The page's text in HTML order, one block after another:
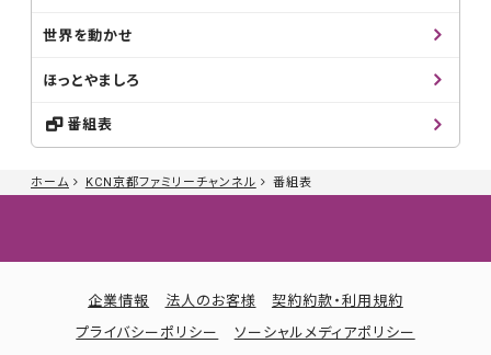
ホーム KCN京都ファミリーチャンネル 番組表
世界を動かせ
ほっとやましろ
番組表
企業情報 法人のお客様
契約約款・利用規約
プライバシーポリシー
ソーシャルメディアポリシー